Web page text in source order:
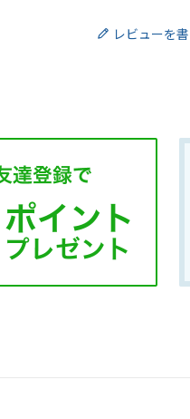
レビューを書